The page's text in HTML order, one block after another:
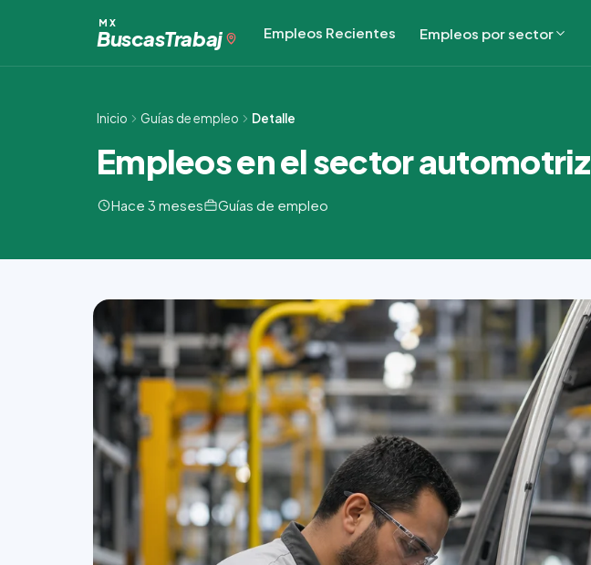
MX
BuscasTrabaj Empleos Recientes Empleos por sector
Inicio Guías de empleo Detalle
Empleos en el sector automotriz
Hace 3 meses Guías de empleo